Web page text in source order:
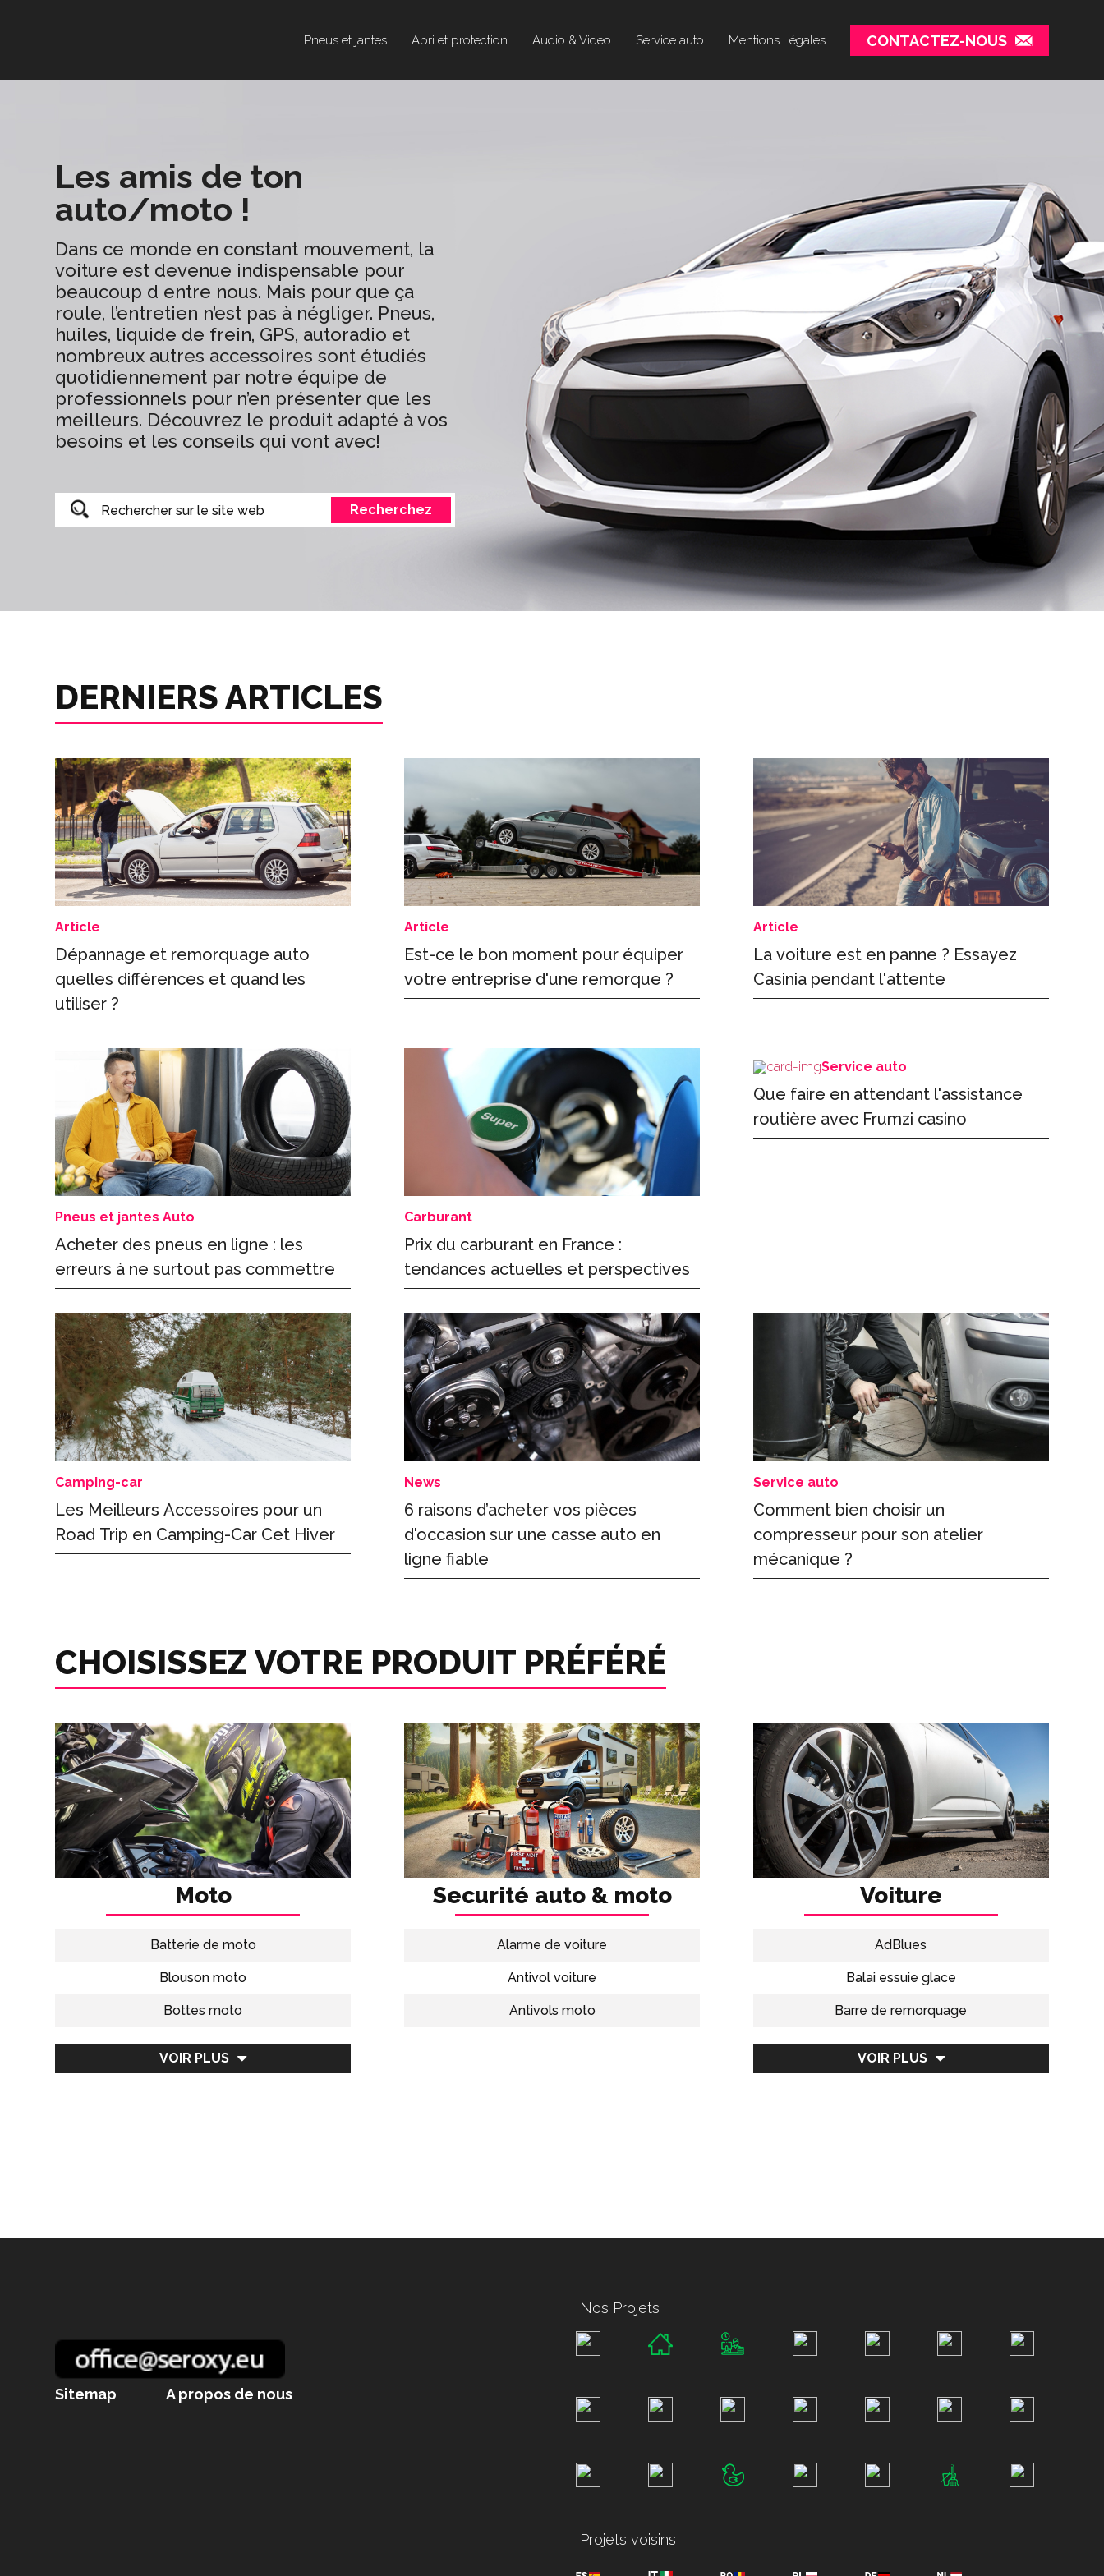
Pneus et jantes Abri et protection Audio & Video Service auto Mentions Légales CONTACTEZ-NOUS
Les amis de ton
auto/moto !
Dans ce monde en constant mouvement, la
voiture est devenue indispensable pour
beaucoup d entre nous. Mais pour que ça
roule, l’entretien n’est pas à négliger. Pneus,
huiles, liquide de frein, GPS, autoradio et
nombreux autres accessoires sont étudiés
quotidiennement par notre équipe de
professionnels pour n’en présenter que les
meilleurs. Découvrez le produit adapté à vos
besoins et les conseils qui vont avec!
Recherchez
DERNIERS ARTICLES
Article
Dépannage et remorquage auto
quelles différences et quand les
utiliser ?
Article
Est-ce le bon moment pour équiper
votre entreprise d'une remorque ?
Article
La voiture est en panne ? Essayez
Casinia pendant l'attente
Pneus et jantes Auto
Acheter des pneus en ligne : les
erreurs à ne surtout pas commettre
Carburant
Prix du carburant en France :
tendances actuelles et perspectives
Service auto
Que faire en attendant l'assistance
routière avec Frumzi casino
Camping-car
Les Meilleurs Accessoires pour un
Road Trip en Camping-Car Cet Hiver
News
6 raisons d’acheter vos pièces
d'occasion sur une casse auto en
ligne fiable
Service auto
Comment bien choisir un
compresseur pour son atelier
mécanique ?
CHOISISSEZ VOTRE PRODUIT PRÉFÉRÉ
Moto
Batterie de moto
Blouson moto
Bottes moto
Cagoule de moto
Case moto
Chaussure moto
Gants moto
GPS Moto
Housse de moto
VOIR PLUS
Securité auto & moto
Alarme de voiture
Antivol voiture
Antivols moto
Voiture
AdBlues
Balai essuie glace
Barre de remorquage
Caissons de basse pour voiture
Caméras de recul
Desodorisant pour voiture
Enjoliveur
Extincteur pour voiture
Housse de siège auto
Miroir de voiture bébé
VOIR PLUS
Sitemap A propos de nous
Nos Projets
Projets voisins